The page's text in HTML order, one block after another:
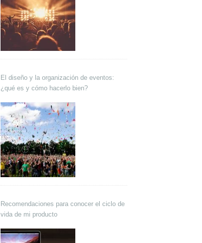
El diseño y la organización de eventos:
¿qué es y cómo hacerlo bien?
Recomendaciones para conocer el ciclo de
vida de mi producto